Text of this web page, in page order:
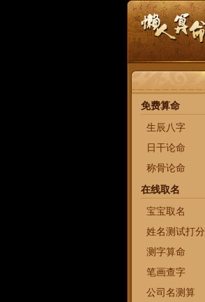
免费算命
生辰八字
日干论命
称骨论命
在线取名
宝宝取名
姓名测试打分
测字算命
笔画查字
公司名测算